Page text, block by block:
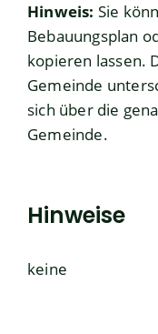
Hinweis: Sie
Bebauungsplan
kopieren lassen.
Gemeinde
sich über die
Gemeinde.
Hinweise
keine